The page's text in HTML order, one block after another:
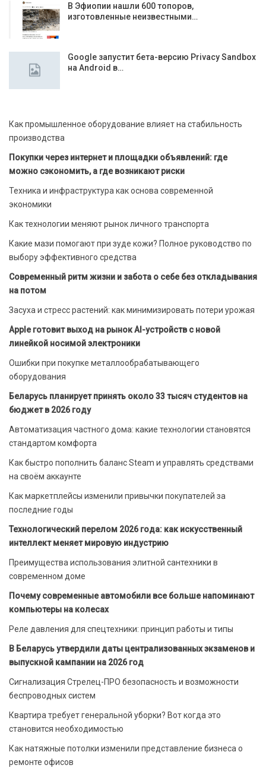
В Эфиопии нашли 600 топоров,
изготовленные неизвестными…
Google запустит бета-версию Privacy Sandbox
на Android в…
Как промышленное оборудование влияет на стабильность
производства
Покупки через интернет и площадки объявлений: где
можно сэкономить, а где возникают риски
Техника и инфраструктура как основа современной
экономики
Как технологии меняют рынок личного транспорта
Какие мази помогают при зуде кожи? Полное руководство по
выбору эффективного средства
Современный ритм жизни и забота о себе без откладывания
на потом
Засуха и стресс растений: как минимизировать потери урожая
Apple готовит выход на рынок AI-устройств с новой
линейкой носимой электроники
Ошибки при покупке металлообрабатывающего
оборудования
Беларусь планирует принять около 33 тысяч студентов на
бюджет в 2026 году
Автоматизация частного дома: какие технологии становятся
стандартом комфорта
Как быстро пополнить баланс Steam и управлять средствами
на своём аккаунте
Как маркетплейсы изменили привычки покупателей за
последние годы
Технологический перелом 2026 года: как искусственный
интеллект меняет мировую индустрию
Преимущества использования элитной сантехники в
современном доме
Почему современные автомобили все больше напоминают
компьютеры на колесах
Реле давления для спецтехники: принцип работы и типы
В Беларусь утвердили даты централизованных экзаменов и
выпускной кампании на 2026 год
Сигнализация Стрелец-ПРО безопасность и возможности
беспроводных систем
Квартира требует генеральной уборки? Вот когда это
становится необходимостью
Как натяжные потолки изменили представление бизнеса о
ремонте офисов